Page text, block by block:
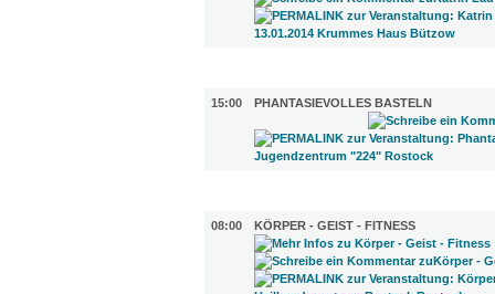
15:00
PHANTASIEVOLLES BASTELN
08:00
KÖRPER - GEIST - FITNESS